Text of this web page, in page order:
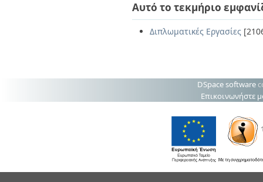
Αυτό το τεκμήριο
Διπλωματικές Εργασίες
DSpace software
Επικοινωνήστε